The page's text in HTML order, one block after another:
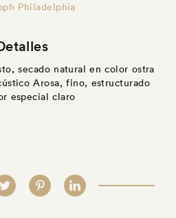
Philadelphia
secado natural en color ostra
Arosa, fino, estructurado
especial claro